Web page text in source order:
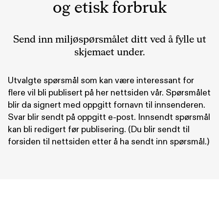
og etisk forbruk
Send inn miljøspørsmålet ditt ved å fylle ut
skjemaet under.
Utvalgte spørsmål som kan være interessant for
flere vil bli publisert på her nettsiden vår. Spørsmålet
blir da signert med oppgitt fornavn til innsenderen.
Svar blir sendt på oppgitt e-post. Innsendt spørsmål
kan bli redigert før publisering. (Du blir sendt til
forsiden til nettsiden etter å ha sendt inn spørsmål.)